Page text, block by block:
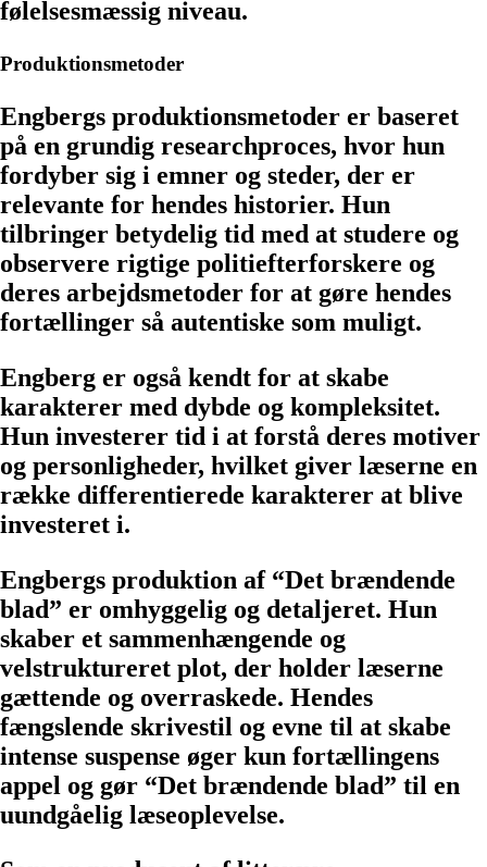
følelsesmæssig niveau.
Produktionsmetoder
Engbergs produktionsmetoder er baseret
på en grundig researchproces, hvor hun
fordyber sig i emner og steder, der er
relevante for hendes historier. Hun
tilbringer betydelig tid med at studere og
observere rigtige politiefterforskere og
deres arbejdsmetoder for at gøre hendes
fortællinger så autentiske som muligt.
Engberg er også kendt for at skabe
karakterer med dybde og kompleksitet.
Hun investerer tid i at forstå deres motiver
og personligheder, hvilket giver læserne en
række differentierede karakterer at blive
investeret i.
Engbergs produktion af “Det brændende
blad” er omhyggelig og detaljeret. Hun
skaber et sammenhængende og
velstruktureret plot, der holder læserne
gættende og overraskede. Hendes
fængslende skrivestil og evne til at skabe
intense suspense øger kun fortællingens
appel og gør “Det brændende blad” til en
uundgåelig læseoplevelse.